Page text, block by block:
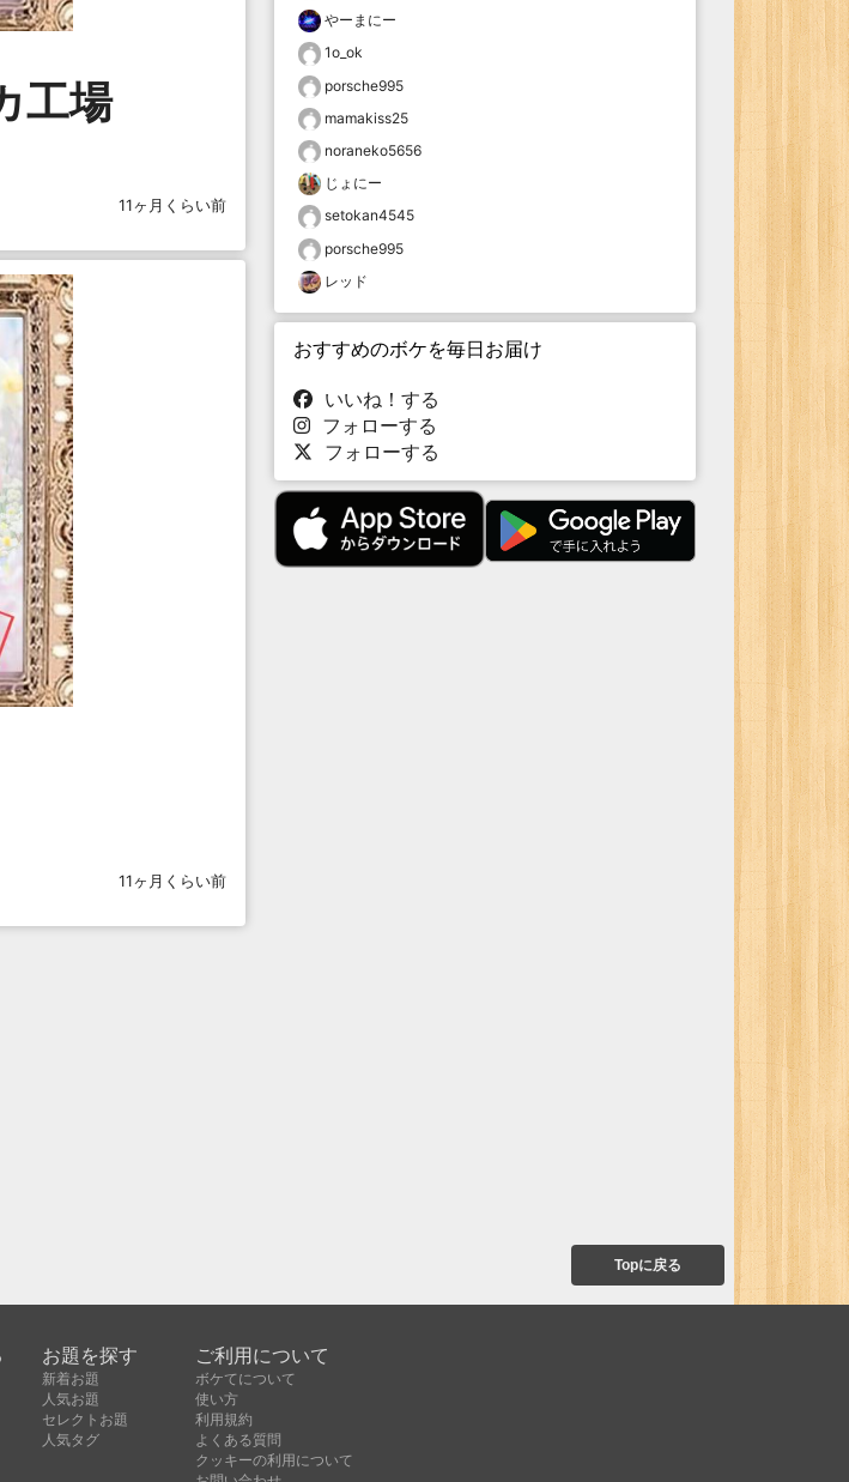
工場
11ヶ月くらい前
11ヶ月くらい前
やーまにー
1o_ok
porsche995
mamakiss25
noraneko5656
じょにー
setokan4545
porsche995
レッド
おすすめのボケを毎日お届け
いいね！する
フォローする
フォローする
Topに戻る
お題を探す
新着お題
人気お題
セレクトお題
人気タグ
ご利用について
ボケてについて
使い方
利用規約
よくある質問
クッキーの利用について